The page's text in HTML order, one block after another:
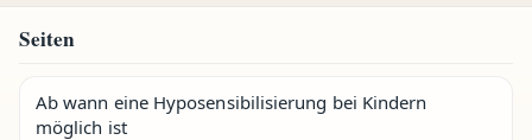
Seiten
Ab wann eine Hyposensibilisierung bei Kindern
möglich ist